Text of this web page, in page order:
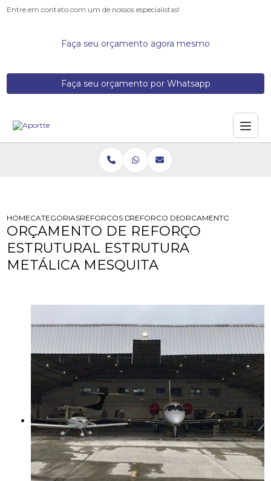
Entre em contato com um de nossos especialistas!
Faça seu orçamento agora mesmo
Faça seu orçamento por Whatsapp
HOMECATEGORIASREFORCOS DE ESTRUTURA
REFORCO DE LAJE COM VIGA
ORCAMENTO DE
ORÇAMENTO DE REFORÇO
ESTRUTURAL ESTRUTURA
METÁLICA MESQUITA